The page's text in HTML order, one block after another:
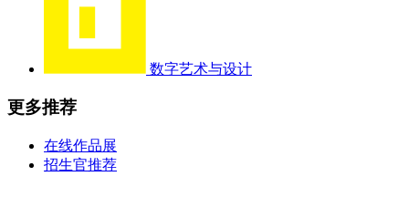
数字艺术与设计
更多推荐
在线作品展
招生官推荐